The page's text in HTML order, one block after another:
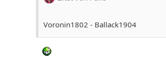
Voronin1802 - Ballack1904